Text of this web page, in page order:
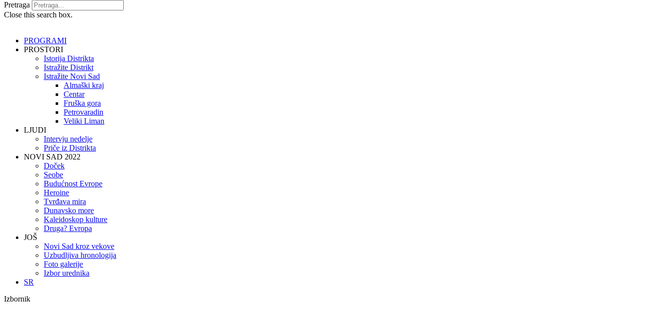
Pretraga
Close this search box.
PROGRAMI
PROSTORI
Istorija Distrikta
Istražite Distrikt
Istražite Novi Sad
Almaški kraj
Centar
Fruška gora
Petrovaradin
Veliki Liman
LJUDI
Intervju nedelje
Priče iz Distrikta
NOVI SAD 2022
Doček
Seobe
Budućnost Evrope
Heroine
Tvrđava mira
Dunavsko more
Kaleidoskop kulture
Druga? Evropa
JOŠ
Novi Sad kroz vekove
Uzbudljiva hronologija
Foto galerije
Izbor urednika
SR
Izbornik